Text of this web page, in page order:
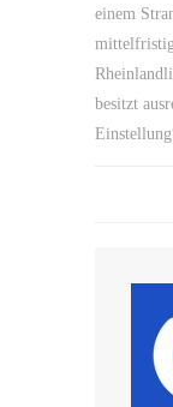
einem
besitzt